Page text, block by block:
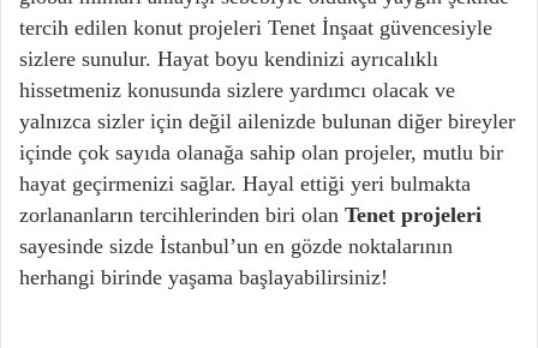
tercih edilen konut projeleri Tenet İnşaat güvencesiyle
sizlere sunulur. Hayat boyu kendinizi ayrıcalıklı
hissetmeniz konusunda sizlere yardımcı olacak ve
yalnızca sizler için değil ailenizde bulunan diğer bireyler
içinde çok sayıda olanağa sahip olan projeler, mutlu bir
hayat geçirmenizi sağlar. Hayal ettiği yeri bulmakta
zorlananların tercihlerinden biri olan Tenet projeleri
sayesinde sizde İstanbul’un en gözde noktalarının
herhangi birinde yaşama başlayabilirsiniz!